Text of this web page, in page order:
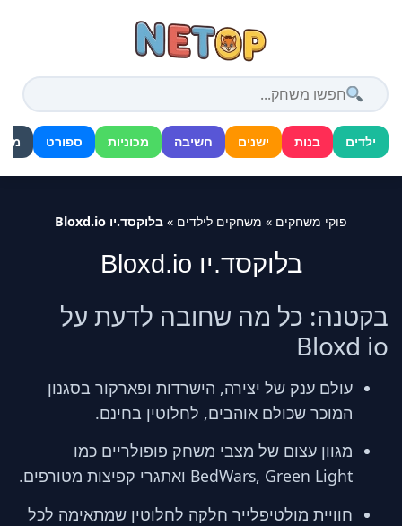
ילדים בנות ישנים חשיבה מכוניות ספורט
פוקי משחקים » משחקים לילדים » בלוקסד.יו Bloxd.io
בלוקסד.יו Bloxd.io
בקטנה: כל מה שחובה לדעת על
Bloxd io
עולם ענק של יצירה, הישרדות ופארקור בסגנון
המוכר שכולם אוהבים, לחלוטין בחינם.
מגוון עצום של מצבי משחק פופולריים כמו
BedWars, Green Light ואתגרי קפיצות מטורפים.
חוויית מולטיפלייר חלקה לחלוטין שמתאימה לכל